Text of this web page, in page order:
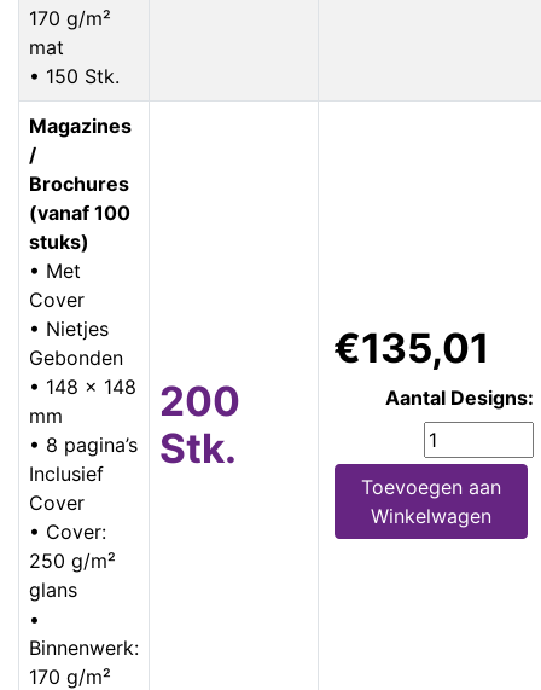
170 g/m²
mat
• 150 Stk.
Magazines
/
Brochures
(vanaf 100
stuks)
• Met
Cover
• Nietjes
Gebonden
• 148 x 148
mm
• 8 pagina’s
Inclusief
Cover
• Cover:
250 g/m²
glans
•
Binnenwerk:
170 g/m²
200
Stk.
€135,01
Aantal Designs:
Toevoegen aan
Winkelwagen